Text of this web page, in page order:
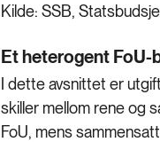
Kilde: SSB,
Et heterogent
I dette avsnittet er
skiller mellom rene og
FoU, mens